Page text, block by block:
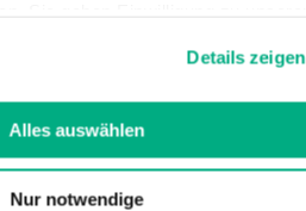
undImpressum.
Details zeigen
Alles auswählen
Nur notwendige
de Silicone